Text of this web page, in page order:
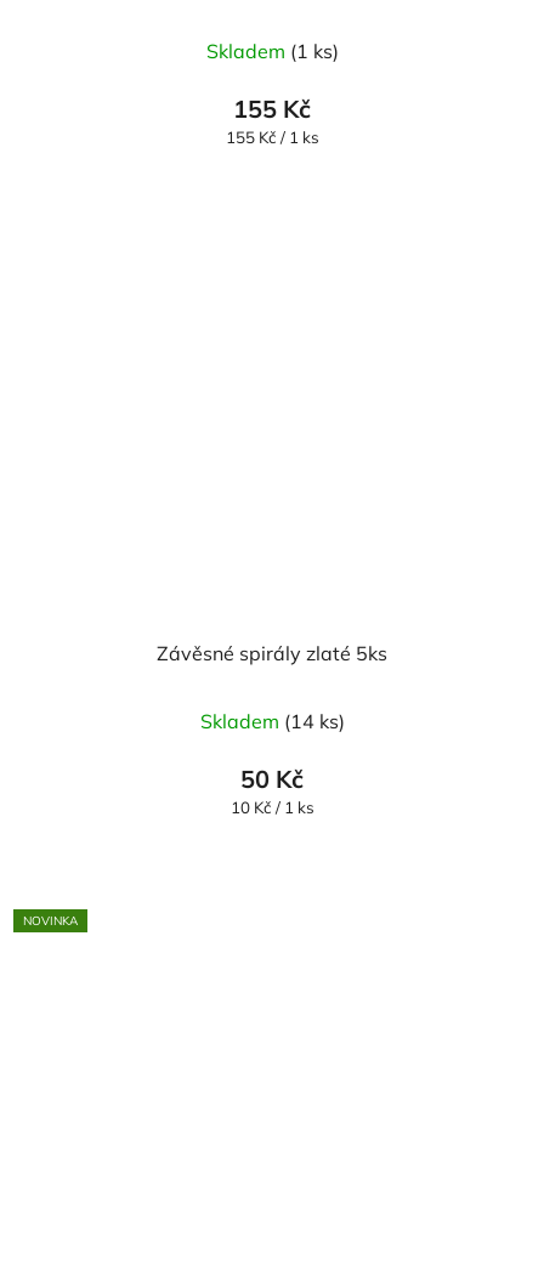
Skladem (1 ks)
155 Kč
Měrná
155 Kč / 1 ks
Závěsné spirály zlaté 5ks
Skladem (14 ks)
50 Kč
Měrná
10 Kč / 1 ks
NOVINKA